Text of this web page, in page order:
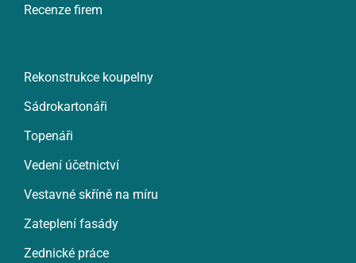
Recenze firem
Rekonstrukce koupelny
Sádrokartonáři
Topenáři
Vedení účetnictví
Vestavné skříně na míru
Zateplení fasády
Zednické práce